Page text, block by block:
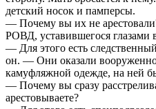
детский носок и памперсы.
— Почему вы их не
РОВД, уставившегося глазами
— Для этого есть
он. — Они оказали
камуфляжной одежде, на ней
— Почему вы сразу
арестовываете?